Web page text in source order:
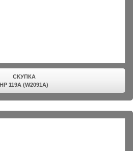
СКУПКА
HP 119A (W2091A)